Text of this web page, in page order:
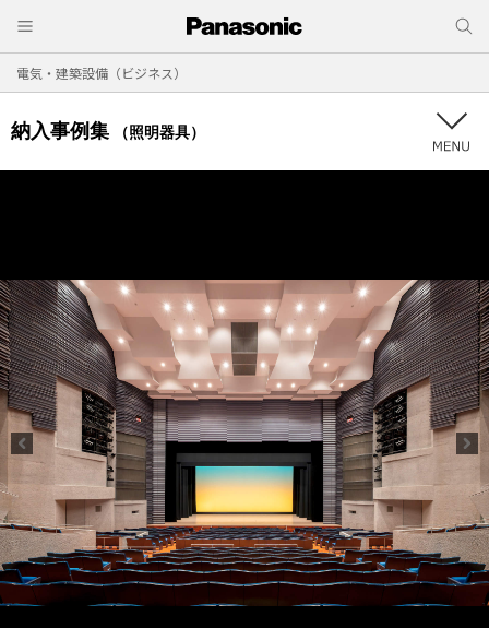
電気・建築設備（ビジネス）
納入事例集 （照明器具）